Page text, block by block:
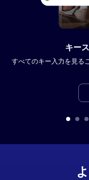
キー
すべてのキー入力を見る